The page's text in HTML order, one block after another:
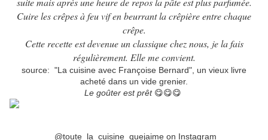
Cuire les crêpes à feu vif en beurrant la crêpière entre chaque
crêpe.
Cette recette est devenue un classique chez nous, je la fais
régulièrement. Elle me convient.
source: "La cuisine avec Françoise Bernard", un vieux livre
acheté dans un vide grenier.
Le goûter est prêt😋😋😋
@toute_la_cuisine_quejaime on Instagram